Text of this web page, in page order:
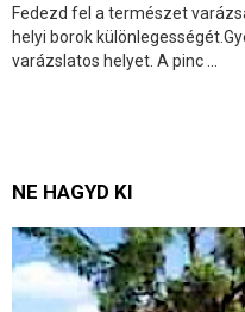
Fedezd fel a természet
helyi borok
varázslatos helyet. A pinc ...
NE HAGYD KI